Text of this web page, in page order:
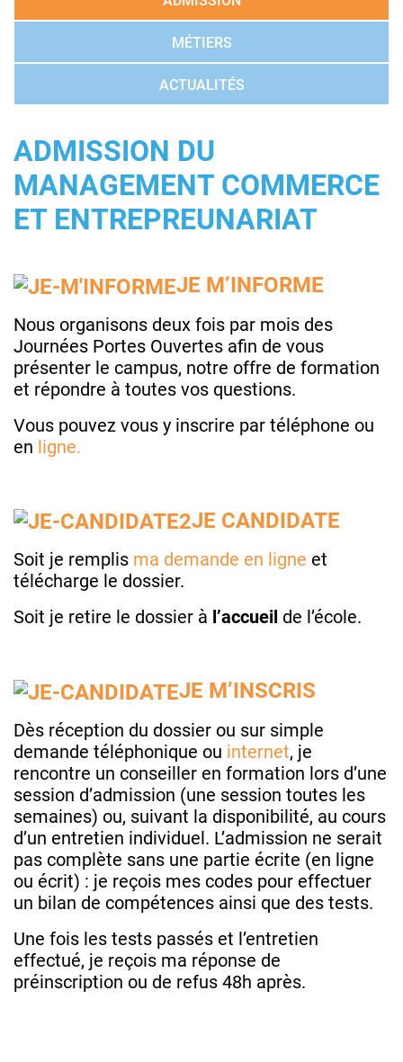
MÉTIERS
ACTUALITÉS
ADMISSION DU
MANAGEMENT COMMERCE
ET ENTREPREUNARIAT
JE M’INFORME
Nous organisons deux fois par mois des
Journées Portes Ouvertes afin de vous
présenter le campus, notre offre de formation
et répondre à toutes vos questions.
Vous pouvez vous y inscrire par téléphone ou
en ligne.
JE CANDIDATE
Soit je remplis ma demande en ligne et
télécharge le dossier.
Soit je retire le dossier à l’accueil de l’école.
JE M’INSCRIS
Dès réception du dossier ou sur simple
demande téléphonique ou internet, je
rencontre un conseiller en formation lors d’une
session d’admission (une session toutes les
semaines) ou, suivant la disponibilité, au cours
d’un entretien individuel. L’admission ne serait
pas complète sans une partie écrite (en ligne
ou écrit) : je reçois mes codes pour effectuer
un bilan de compétences ainsi que des tests.
Une fois les tests passés et l’entretien
effectué, je reçois ma réponse de
préinscription ou de refus 48h après.